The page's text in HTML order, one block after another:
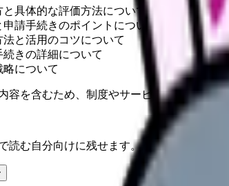
具体的な評価方法について
請手続きのポイントについて
と活用のコツについて
きの詳細について
について
容を含むため、制度やサービスの最新条件
読む自分向けに残せます。